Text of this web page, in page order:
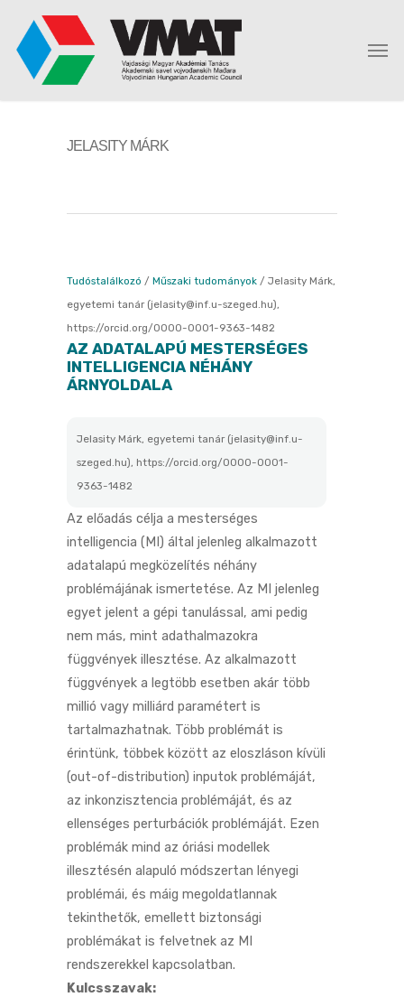
JELASITY MÁRK
Tudóstalálkozó / Műszaki tudományok / Jelasity Márk,
egyetemi tanár (jelasity@inf.u-szeged.hu),
https://orcid.org/0000-0001-9363-1482
AZ ADATALAPÚ MESTERSÉGES
INTELLIGENCIA NÉHÁNY
ÁRNYOLDALA
Jelasity Márk, egyetemi tanár (jelasity@inf.u-
szeged.hu), https://orcid.org/0000-0001-
9363-1482
Az előadás célja a mesterséges
intelligencia (MI) által jelenleg alkalmazott
adatalapú megközelítés néhány
problémájának ismertetése. Az MI jelenleg
egyet jelent a gépi tanulással, ami pedig
nem más, mint adathalmazokra
függvények illesztése. Az alkalmazott
függvények a legtöbb esetben akár több
millió vagy milliárd paramétert is
tartalmazhatnak. Több problémát is
érintünk, többek között az eloszláson kívüli
(out-of-distribution) inputok problémáját,
az inkonzisztencia problémáját, és az
ellenséges perturbációk problémáját. Ezen
problémák mind az óriási modellek
illesztésén alapuló módszertan lényegi
problémái, és máig megoldatlannak
tekinthetők, emellett biztonsági
problémákat is felvetnek az MI
rendszerekkel kapcsolatban.
Kulcsszavak: